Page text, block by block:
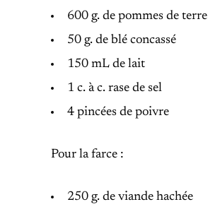
600 g. de pommes de terre
50 g. de blé concassé
150 mL de lait
1 c. à c. rase de sel
4 pincées de poivre
Pour la farce :
250 g. de viande hachée